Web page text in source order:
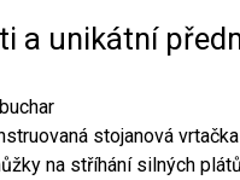
a unikátní
stojanová vrtačka
na stříhání silných